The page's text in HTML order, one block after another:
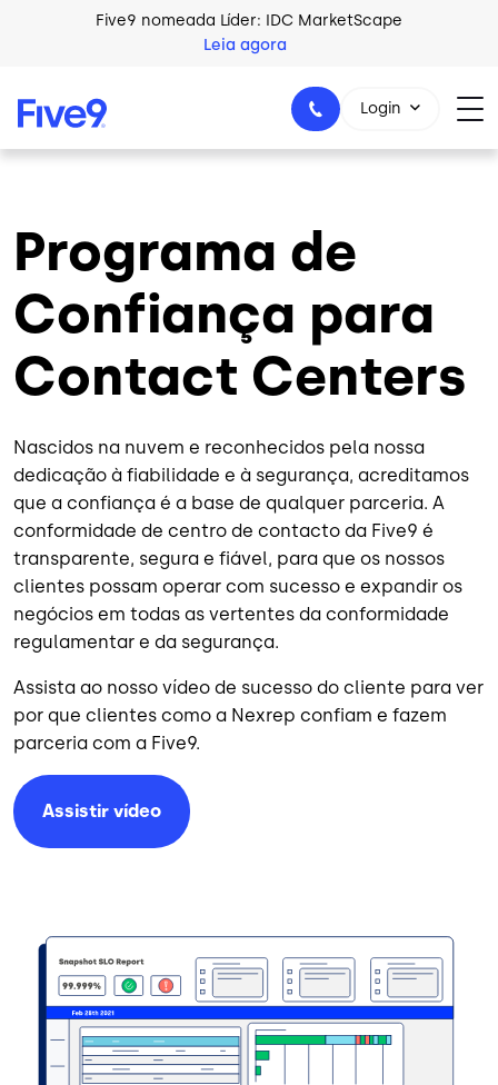
Skip to main contentFive9 nomeada Líder: IDC MarketScape
Leia agora
+44-330-808-5300
Login
Programa de
Confiança para
Contact Centers
Nascidos na nuvem e reconhecidos pela nossa
dedicação à fiabilidade e à segurança, acreditamos
que a confiança é a base de qualquer parceria. A
conformidade de centro de contacto da Five9 é
transparente, segura e fiável, para que os nossos
clientes possam operar com sucesso e expandir os
negócios em todas as vertentes da conformidade
regulamentar e da segurança.
Assista ao nosso vídeo de sucesso do cliente para ver
por que clientes como a Nexrep confiam e fazem
parceria com a Five9.
Assistir vídeo